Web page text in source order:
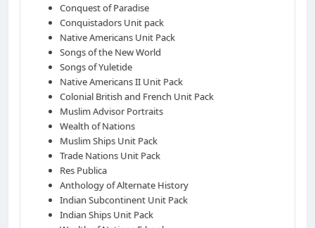
Conquest of Paradise
Conquistadors Unit pack
Native Americans Unit Pack
Songs of the New World
Songs of Yuletide
Native Americans II Unit Pack
Colonial British and French Unit Pack
Muslim Advisor Portraits
Wealth of Nations
Muslim Ships Unit Pack
Trade Nations Unit Pack
Res Publica
Anthology of Alternate History
Indian Subcontinent Unit Pack
Indian Ships Unit Pack